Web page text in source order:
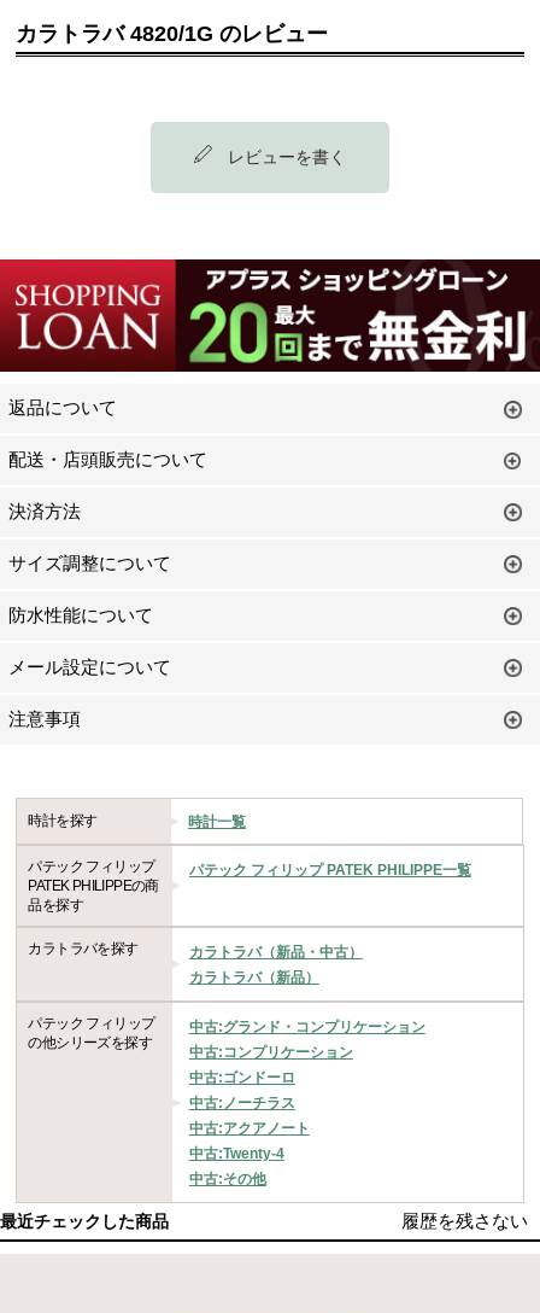
カラトラバ 4820/1G のレビュー
レビューを書く
返品について
配送・店頭販売について
決済方法
サイズ調整について
防水性能について
メール設定について
注意事項
時計を探す 時計一覧
パテック フィリップ
PATEK PHILIPPEの商
品を探す
パテック フィリップ PATEK PHILIPPE一覧
カラトラバを探す
カラトラバ（新品・中古）
カラトラバ（新品）
パテック フィリップ
の他シリーズを探す
中古:グランド・コンプリケーション
中古:コンプリケーション
中古:ゴンドーロ
中古:ノーチラス
中古:アクアノート
中古:Twenty-4
中古:その他
最近チェックした商品 履歴を残さない